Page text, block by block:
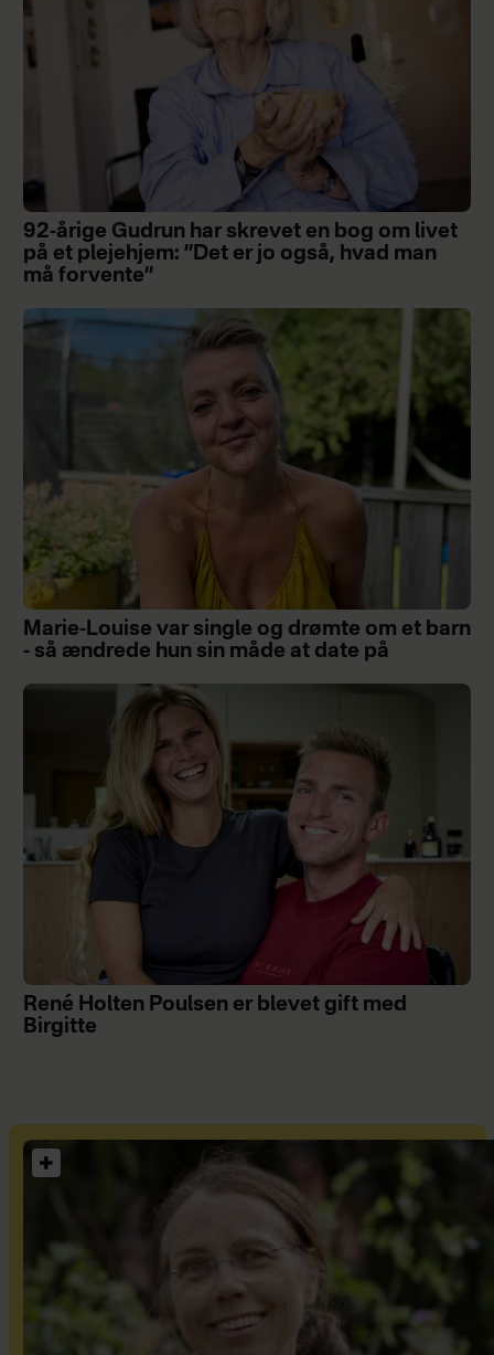
92-årige Gudrun har skrevet en bog om livet
på et plejehjem: ”Det er jo også, hvad man
må forvente”
Marie-Louise var single og drømte om et barn
- så ændrede hun sin måde at date på
René Holten Poulsen er blevet gift med
Birgitte